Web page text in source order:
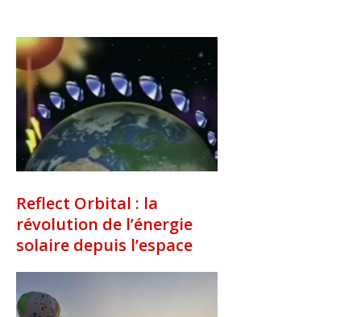
Reflect Orbital : la
révolution de l’énergie
solaire depuis l’espace